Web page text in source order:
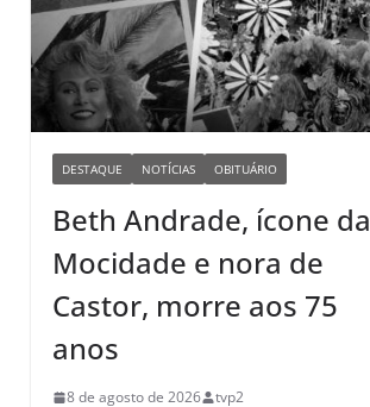
DESTAQUE NOTÍCIAS OBITUÁRIO
Beth Andrade, ícone da
Mocidade e nora de
Castor, morre aos 75
anos
8 de agosto de 2026 tvp2